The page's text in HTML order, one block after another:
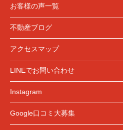
お客様の声一覧
不動産ブログ
アクセスマップ
LINEでお問い合わせ
Instagram
Google口コミ大募集